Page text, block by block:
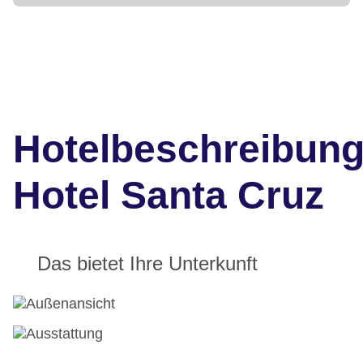
Hotel Santa Cruz
Das bietet Ihre Unterkunft